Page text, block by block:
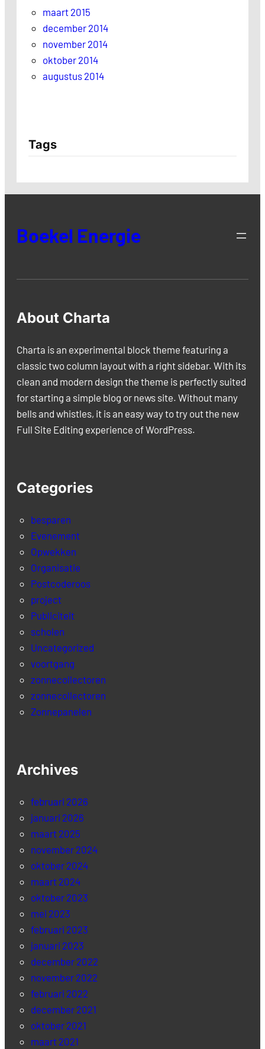
maart 2015
december 2014
november 2014
oktober 2014
augustus 2014
Tags
Boekel Energie
About Charta
Charta is an experimental block theme featuring a
classic two column layout with a right sidebar. With its
clean and modern design the theme is perfectly suited
for starting a simple blog or news site. Without many
bells and whistles, it is an easy way to try out the new
Full Site Editing experience of WordPress.
Categories
besparen
Evenement
Opwekken
Organisatie
Postcoderoos
project
Publiciteit
scholen
Uncategorized
voortgang
zonnecollectoren
zonnecollectoren
Zonnepanelen
Archives
februari 2026
januari 2026
maart 2025
november 2024
oktober 2024
maart 2024
oktober 2023
mei 2023
februari 2023
januari 2023
december 2022
november 2022
februari 2022
december 2021
oktober 2021
maart 2021